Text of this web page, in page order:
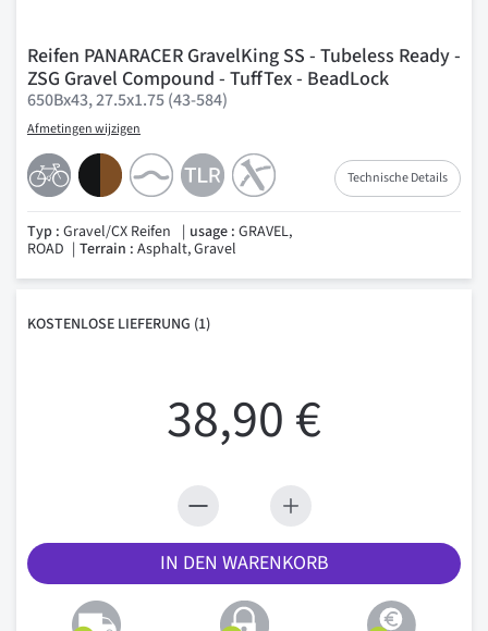
Reifen PANARACER GravelKing SS - Tubeless Ready -
ZSG Gravel Compound - TuffTex - BeadLock
650Bx43, 27.5x1.75 (43-584)
Afmetingen wijzigen
Technische Details
Typ : Gravel/CX Reifen usage : GRAVEL,
ROAD
Terrain : Asphalt, Gravel
KOSTENLOSE LIEFERUNG (1)
38,90 €
IN DEN WARENKORB